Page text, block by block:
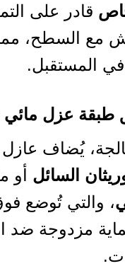
قادر على
مع السطح،
المستقبل.
يُضاف
السائل أو
، والتي تُوضع
مزدوجة ضد